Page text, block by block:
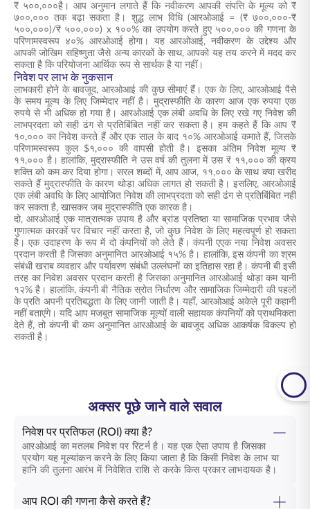
₹ ५००,०००है। आप अनुमान लगाते हैं कि नवीकरण आपकी संपत्ति के मूल्य को ₹
७००,००० तक बढ़ा सकता है। शुद्ध लाभ विधि (आरओआई = (₹ ७००,०००-₹
५००,०००)/₹ ५००,०००) x १००% का उपयोग करते हुए ५००,००० की गणना के
परिणामस्वरूप ४०% आरओआई होगा। यह आरओआई, नवीकरण के उद्देश्य और
आपकी जोखिम सहिष्णुता जैसे अन्य कारकों के साथ, आपको यह तय करने में मदद कर
सकता है कि परियोजना आर्थिक रूप से सार्थक है या नहीं।
निवेश पर लाभ के नुकसान
लाभकारी होने के बावजूद, आरओआई की कुछ सीमाएं हैं। एक के लिए, आरओआई पैसे
के समय मूल्य के लिए जिम्मेदार नहीं है। मुद्रास्फीति के कारण आज एक रुपया एक
रुपये से भी अधिक हो गया है। आरओआई एक लंबी अवधि के लिए रखे गए निवेश की
लाभप्रदता को सही ढंग से प्रतिबिंबित नहीं कर सकता है। हम कहते हैं कि आप ₹
१०,००० का निवेश करते हैं और एक साल के बाद १०% आरओआई कमाते हैं, जिसके
परिणामस्वरूप कुल $१,००० की वापसी होती है। इसका अंतिम निवेश मूल्य ₹
११,००० है। हालांकि, मुद्रास्फीति ने उस वर्ष की तुलना में उस ₹ ११,००० की क्रय
शक्ति को कम कर दिया होगा। सरल शब्दों में, आप आज, ११,००० के साथ क्या खरीद
सकते हैं मुद्रास्फीति के कारण थोड़ा अधिक लागत हो सकती है। इसलिए, आरओआई
एक लंबी अवधि के लिए आयोजित निवेश की लाभप्रदता को सही ढंग से प्रतिबिंबित नहीं
कर सकता है, खासकर जब मुद्रास्फीति एक कारक है।
दो, आरओआई एक मात्रात्मक उपाय है और ब्रांड प्रतिष्ठा या सामाजिक प्रभाव जैसे
गुणात्मक कारकों पर विचार नहीं करता है, जो कुछ निवेश के लिए महत्वपूर्ण हो सकता
है। एक उदाहरण के रूप में दो कंपनियों को लेते हैं। कंपनी एएक नया निवेश अवसर
प्रदान करती है जिसका अनुमानित आरओआई १५% है। हालांकि, इस कंपनी का श्रम
संबंधी खराब व्यवहार और पर्यावरण संबंधी उल्लंघनों का इतिहास रहा है। कंपनी बी इसी
तरह का निवेश अवसर प्रदान करती है जिसका अनुमानित आरओआई थोड़ा कम यानी
१२% है। हालांकि, कंपनी बी नैतिक स्रोत निर्धारण और सामाजिक जिम्मेदारी की पहलों
के प्रति अपनी प्रतिबद्धता के लिए जानी जाती है। यहाँ, आरओआई अकेले पूरी कहानी
नहीं बताएंगे। यदि आप मजबूत सामाजिक मूल्यों वाली सहायक कंपनियों को प्राथमिकता
देते हैं, तो कंपनी बी कम अनुमानित आरओआई के बावजूद अधिक आकर्षक विकल्प हो
सकती है।
अक्सर पूछे जाने वाले सवाल
निवेश पर प्रतिफल (ROI) क्या है?
आरओआई का मतलब निवेश पर रिटर्न है। यह एक ऐसा उपाय है जिसका
प्रयोग यह मूल्यांकन करने के लिए किया जाता है कि किसी निवेश के लाभ या
हानि की तुलना आरंभ में निवेशित राशि से करके किस प्रकार लाभदायक है।
आप ROI की गणना कैसे करते हैं?